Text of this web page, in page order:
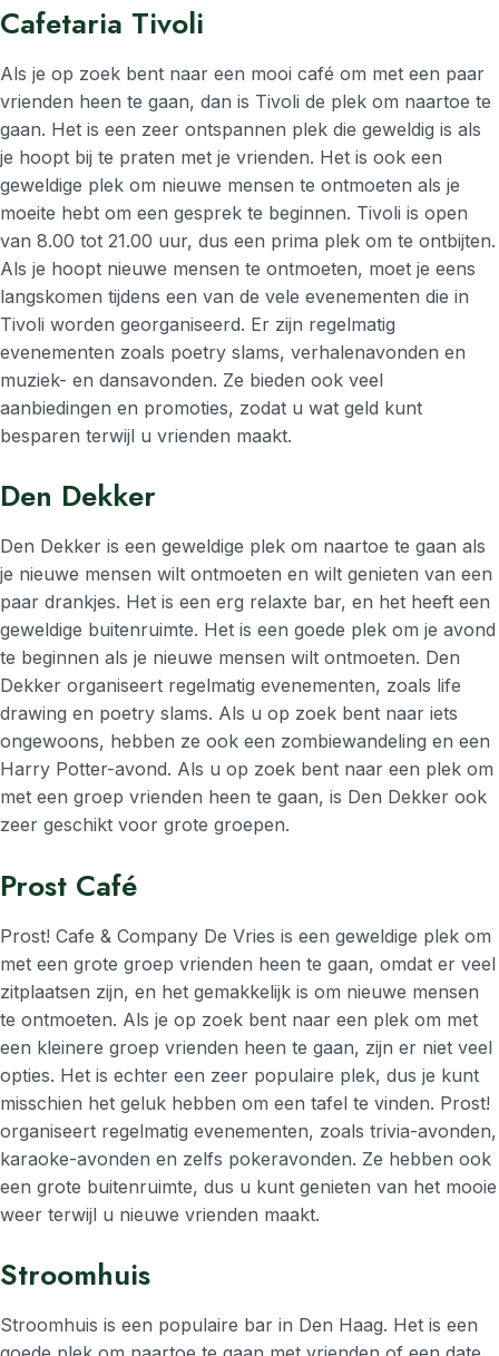
Cafetaria Tivoli
Als je op zoek bent naar een mooi café om met een paar
vrienden heen te gaan, dan is Tivoli de plek om naartoe te
gaan. Het is een zeer ontspannen plek die geweldig is als
je hoopt bij te praten met je vrienden. Het is ook een
geweldige plek om nieuwe mensen te ontmoeten als je
moeite hebt om een gesprek te beginnen. Tivoli is open
van 8.00 tot 21.00 uur, dus een prima plek om te ontbijten.
Als je hoopt nieuwe mensen te ontmoeten, moet je eens
langskomen tijdens een van de vele evenementen die in
Tivoli worden georganiseerd. Er zijn regelmatig
evenementen zoals poetry slams, verhalenavonden en
muziek- en dansavonden. Ze bieden ook veel
aanbiedingen en promoties, zodat u wat geld kunt
besparen terwijl u vrienden maakt.
Den Dekker
Den Dekker is een geweldige plek om naartoe te gaan als
je nieuwe mensen wilt ontmoeten en wilt genieten van een
paar drankjes. Het is een erg relaxte bar, en het heeft een
geweldige buitenruimte. Het is een goede plek om je avond
te beginnen als je nieuwe mensen wilt ontmoeten. Den
Dekker organiseert regelmatig evenementen, zoals life
drawing en poetry slams. Als u op zoek bent naar iets
ongewoons, hebben ze ook een zombiewandeling en een
Harry Potter-avond. Als u op zoek bent naar een plek om
met een groep vrienden heen te gaan, is Den Dekker ook
zeer geschikt voor grote groepen.
Prost Café
Prost! Cafe & Company De Vries is een geweldige plek om
met een grote groep vrienden heen te gaan, omdat er veel
zitplaatsen zijn, en het gemakkelijk is om nieuwe mensen
te ontmoeten. Als je op zoek bent naar een plek om met
een kleinere groep vrienden heen te gaan, zijn er niet veel
opties. Het is echter een zeer populaire plek, dus je kunt
misschien het geluk hebben om een tafel te vinden. Prost!
organiseert regelmatig evenementen, zoals trivia-avonden,
karaoke-avonden en zelfs pokeravonden. Ze hebben ook
een grote buitenruimte, dus u kunt genieten van het mooie
weer terwijl u nieuwe vrienden maakt.
Stroomhuis
Stroomhuis is een populaire bar in Den Haag. Het is een